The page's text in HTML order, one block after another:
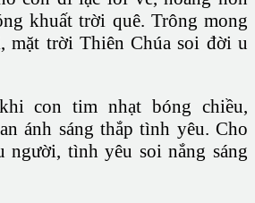
khuất trời quê. Trông mong
mặt trời Thiên Chúa soi đời u
con tim nhạt bóng chiều,
ánh sáng thắp tình yêu. Cho
người, tình yêu soi nắng sáng